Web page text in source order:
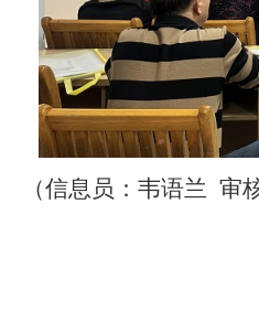
语兰 审核领导：